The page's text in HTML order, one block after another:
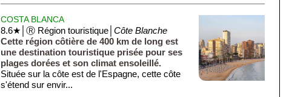
COSTA BLANCA
8.6★│Ⓡ Région touristique│Côte Blanche
Cette région côtière de 400 km de long est
une destination touristique prisée pour ses
plages dorées et son climat ensoleillé.
Située sur la côte est de l'Espagne, cette côte
s'étend sur envir...